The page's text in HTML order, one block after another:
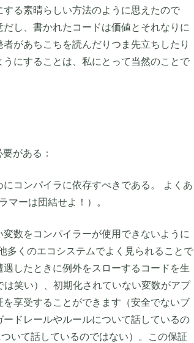
る素晴らしい方法のように思えたので
し、書かれたコードは価値とそれなりに
があちこちを読んだりつま先立ちしたり
にすることは、私にとって当然のことで
がある：
コンパイラに依存すべきである。 よくあ
マーは団結せよ！）。
数をコンパイラーが使用できないように
くのエコシステムでよく見られることで
したときに例外をスローするコードを生
笑い）、初期化されていない変数がアプ
享受することができます（安全でないブ
ドレールやルールについて話しているの
て話しているのではない）。この保証